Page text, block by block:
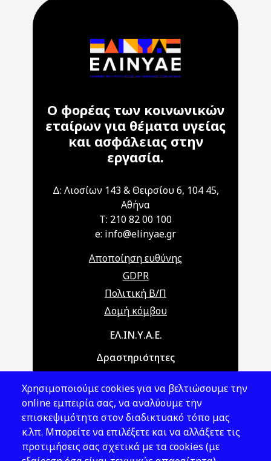
Ο φορέας των κοινωνικών
εταίρων για θέματα υγείας
και ασφάλειας στην
εργασία.
Δ: Λιοσίων 143 & Θειρσίου 6, 104 45,
Αθήνα
T: 210 82 00 100
e: info@elinyae.gr
Αποποίηση ευθύνης
GDPR
Πολιτική Β/Π
Δομή κόμβου
Main navigationΕΛ.ΙΝ.Υ.Α.Ε.
Δραστηριότητες
Νομοθεσία
Εκδόσεις
Νέα - Εκδηλώσεις
Χρησιμοποιούμε cookies για να βελτιώσουμε την
online εμπειρία σας, να αναλύουμε την
επισκεψιμότητα στον διαδικτυακό τόπο μας
κ.λπ. Μπορείτε να επιλέξετε και να αλλάξετε τις
προτιμήσεις σας σχετικά με τα cookies (με